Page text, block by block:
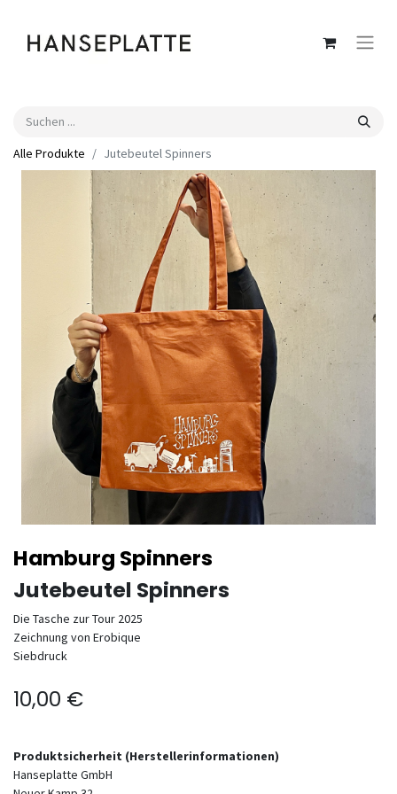
Alle Produkte Jutebeutel Spinners
Hamburg Spinners
Jutebeutel Spinners
Die Tasche zur Tour 2025
Zeichnung von Erobique
Siebdruck
10,00 €
Produktsicherheit (Herstellerinformationen)
Hanseplatte GmbH